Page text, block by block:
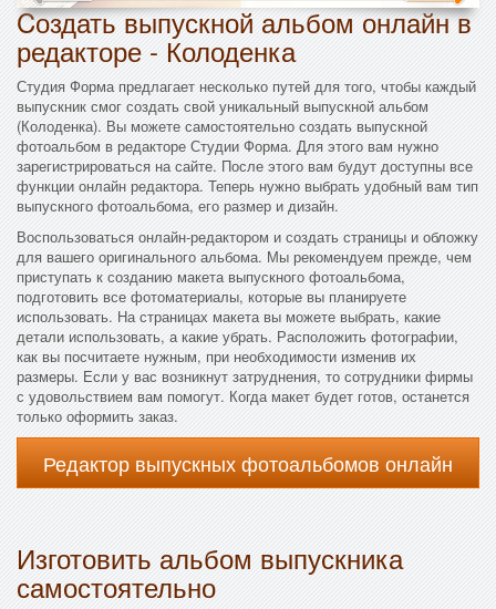
Cоздать выпускной альбом онлайн в
редакторе - Колоденка
Студия Форма предлагает несколько путей для того, чтобы каждый
выпускник смог создать свой уникальный выпускной альбом
(Колоденка). Вы можете самостоятельно создать выпускной
фотоальбом в редакторе Студии Форма. Для этого вам нужно
зарегистрироваться на сайте. После этого вам будут доступны все
функции онлайн редактора. Теперь нужно выбрать удобный вам тип
выпускного фотоальбома, его размер и дизайн.
Воспользоваться онлайн-редактором и создать страницы и обложку
для вашего оригинального альбома. Мы рекомендуем прежде, чем
приступать к созданию макета выпускного фотоальбома,
подготовить все фотоматериалы, которые вы планируете
использовать. На страницах макета вы можете выбрать, какие
детали использовать, а какие убрать. Расположить фотографии,
как вы посчитаете нужным, при необходимости изменив их
размеры. Если у вас возникнут затруднения, то сотрудники фирмы
с удовольствием вам помогут. Когда макет будет готов, останется
только оформить заказ.
Редактор выпускных фотоальбомов онлайн
Изготовить альбом выпускника
самостоятельно